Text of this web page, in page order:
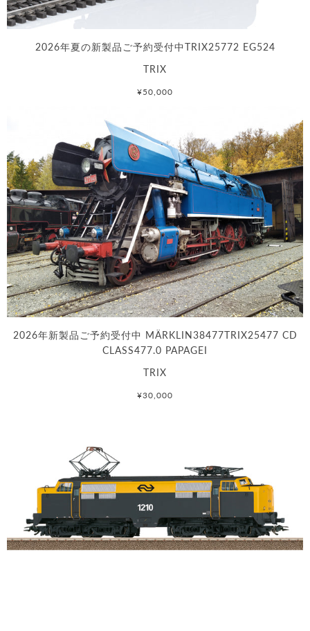
2026年夏の新製品ご予約受付中TRIX25772 EG524
TRIX
¥50,000
2026年新製品ご予約受付中 MÄRKLIN38477TRIX25477 CD
CLASS477.0 PAPAGEI
TRIX
¥30,000